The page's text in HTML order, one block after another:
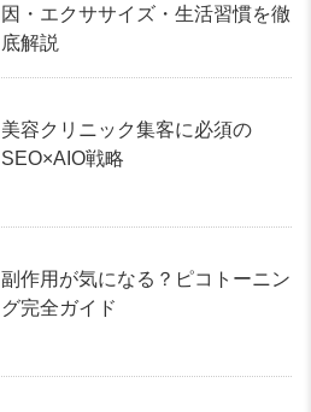
因・エクササイズ・生活習慣を徹
底解説
美容クリニック集客に必須の
SEO×AIO戦略
副作用が気になる？ピコトーニン
グ完全ガイド